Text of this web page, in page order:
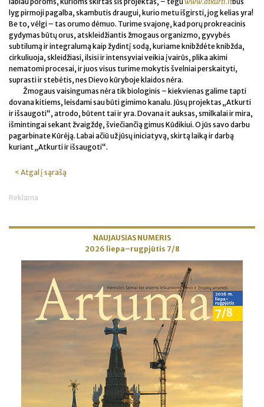
lyg pirmoji pagalba, skambutis draugui, kurio metu išgirsti, jog kelias yra!
Be to, vėlgi – tas orumo dėmuo. Turime svajonę, kad porų prokreacinis
gydymas būtų orus, atskleidžiantis žmogaus organizmo, gyvybės
subtilumą ir integralumą kaip žydintį sodą, kuriame knibždėte knibžda,
cirkuliuoja, skleidžiasi, ilsisi ir intensyviai veikia įvairūs, plika akimi
nematomi procesai, ir juos visus turime mokytis švelniai perskaityti,
suprasti ir stebėtis, nes Dievo kūryboje klaidos nėra.
Žmogaus vaisingumas nėra tik biologinis – kiekvienas galime tapti
dovana kitiems, leisdami sau būti gimimo kanalu. Jūsų projektas „Atkurti
ir išsaugoti“, atrodo, būtent tai ir yra. Dovana it auksas, smilkalai ir mira,
išmintingai sekant žvaigždę, šviečiančią gimus Kūdikiui. O jūs savo darbu
pagarbinate Kūrėją. Labai ačiū už jūsų iniciatyvą, skirtą laiką ir darbą
kuriant „Atkurti ir išsaugoti“.
< Atgal į sąrašą
Reklama
NAUJAUSIAS NUMERIS
2026 liepa–rugpjūtis 7/8